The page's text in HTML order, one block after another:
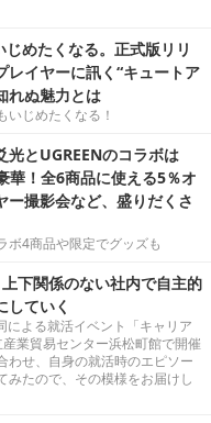
めたくなる。正式版リリ
レイヤーに訊く“キュートア
れぬ魅力とは
いじめたくなる！
光とUGREENのコラボは
華！全6商品に使える5％オ
ー撮影会など、盛りだくさ
ボ4商品や限定でグッズも
下関係のない社内で自主的
していく
よる就活イベント「キャリア
業貿易センター浜松町館で開催
わせ、自身の就活時のエピソー
みたので、その模様をお届けし